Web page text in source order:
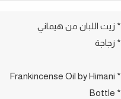
* زيت اللبان من هيماني
* زجاجة
* Frankincense Oil by Himani
* Bottle